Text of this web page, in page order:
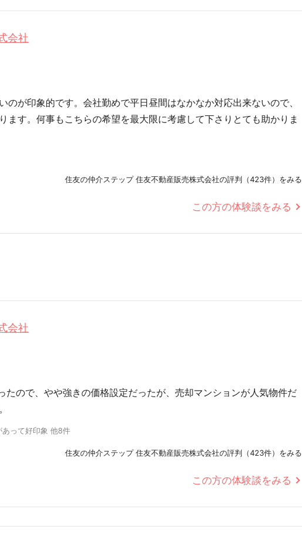
会社
が印象的です。会社勤めで平日昼間はなかなか対応出来ないので、
す。何事もこちらの希望を最大限に考慮して下さりとても助かりま
住友の仲介ステップ 住友不動産販売株式会社の評判（423件）をみる
この方の体験談をみる
会社
ので、やや強きの価格設定だったが、売却マンションが人気物件だ
って好印象 他8件
住友の仲介ステップ 住友不動産販売株式会社の評判（423件）をみる
この方の体験談をみる